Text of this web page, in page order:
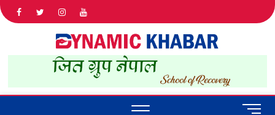
IN NEPAL
M